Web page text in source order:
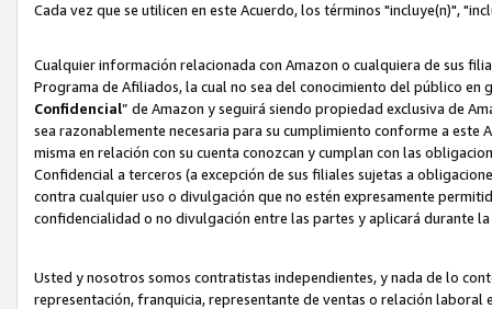
Cada vez que se utilicen en este Acuerdo, los términos "incluye(n)",
Cualquier información relacionada con Amazon o cualquiera de sus
Programa de Afiliados, la cual no sea del conocimiento del público
Confidencial” de Amazon y seguirá siendo propiedad exclusiva de
sea razonablemente necesaria para su cumplimiento conforme a
misma en relación con su cuenta conozcan y cumplan con las
Confidencial a terceros (a excepción de sus filiales sujetas a
contra cualquier uso o divulgación que no estén expresamente
confidencialidad o no divulgación entre las partes y aplicará durante
Usted y nosotros somos contratistas independientes, y nada de lo
representación, franquicia, representante de ventas o relación